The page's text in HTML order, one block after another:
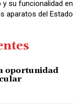
y su funcionalidad en
aparatos del Estado
oportunidad